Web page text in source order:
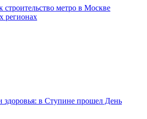
строительство метро в Москве
регионах
здоровья: в Ступине прошел День